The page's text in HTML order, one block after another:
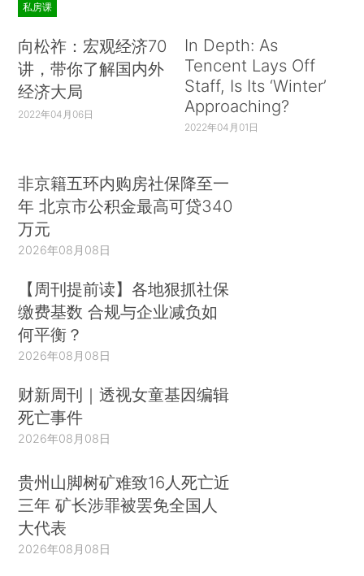
私房课
向松祚：宏观经济70
讲，带你了解国内外
经济大局
2022年04月06日
In Depth: As
Tencent Lays Off
Staff, Is Its ‘Winter’
Approaching?
2022年04月01日
非京籍五环内购房社保降至一
年 北京市公积金最高可贷340
万元
2026年08月08日
【周刊提前读】各地狠抓社保
缴费基数 合规与企业减负如
何平衡？
2026年08月08日
财新周刊｜透视女童基因编辑
死亡事件
2026年08月08日
贵州山脚树矿难致16人死亡近
三年 矿长涉罪被罢免全国人
大代表
2026年08月08日